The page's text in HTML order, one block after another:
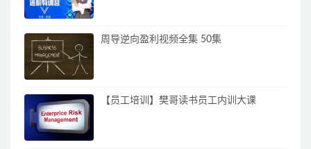
周导逆向盈利视频全集 50集
【员工培训】樊哥读书员工内训大课